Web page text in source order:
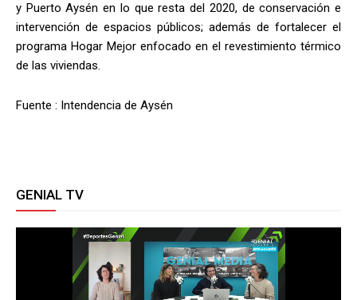
y Puerto Aysén en lo que resta del 2020, de conservación e
intervención de espacios públicos; además de fortalecer el
programa Hogar Mejor enfocado en el revestimiento térmico
de las viviendas.
Fuente : Intendencia de Aysén
GENIAL TV